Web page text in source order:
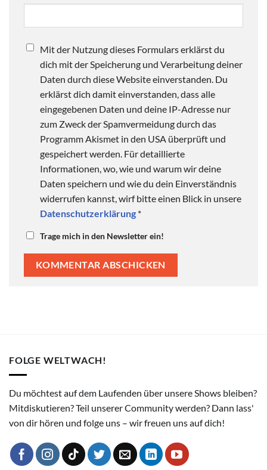
Mit der Nutzung dieses Formulars erklärst du
dich mit der Speicherung und Verarbeitung deiner
Daten durch diese Website einverstanden. Du
erklärst dich damit einverstanden, dass alle
eingegebenen Daten und deine IP-Adresse nur
zum Zweck der Spamvermeidung durch das
Programm Akismet in den USA überprüft und
gespeichert werden. Für detaillierte
Informationen, wo, wie und warum wir deine
Daten speichern und wie du dein Einverständnis
widerrufen kannst, wirf bitte einen Blick in unsere
Datenschutzerklärung *
Trage mich in den Newsletter ein!
FOLGE WELTWACH!
Du möchtest auf dem Laufenden über unsere Shows bleiben?
Mitdiskutieren? Teil unserer Community werden? Dann lass'
von dir hören und folge uns – wir freuen uns auf dich!